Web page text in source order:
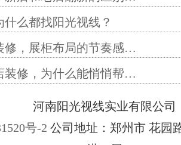
什么都找阳光视线？
修，展柜布局的节奏感…
装修，为什么能悄悄帮…
河南阳光视线实业有限公司
号-2 公司地址：郑州市 花园